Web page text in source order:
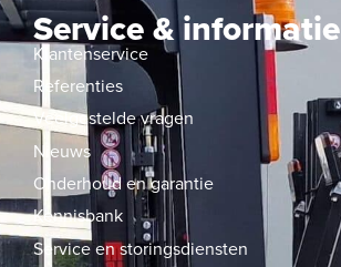
Service & informatie
Klantenservice
Referenties
Veelgestelde vragen
Nieuws
Onderhoud en garantie
Kennisbank
Service en storingsdiensten